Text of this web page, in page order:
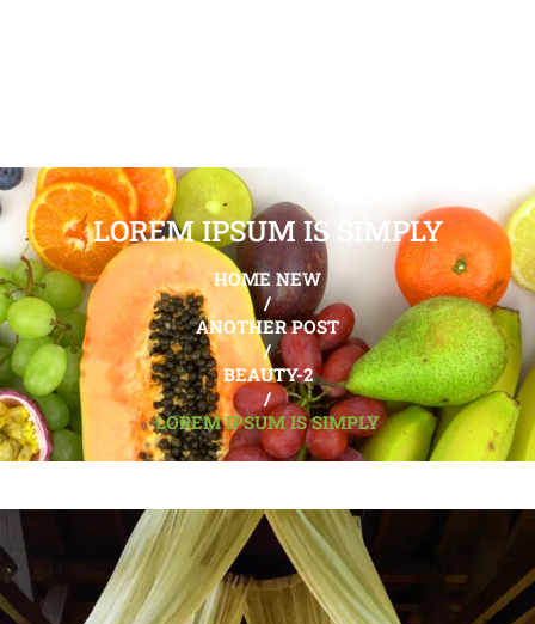
LOREM IPSUM IS SIMPLY
HOME NEW
/
ANOTHER POST
/
BEAUTY-2
/
LOREM IPSUM IS SIMPLY